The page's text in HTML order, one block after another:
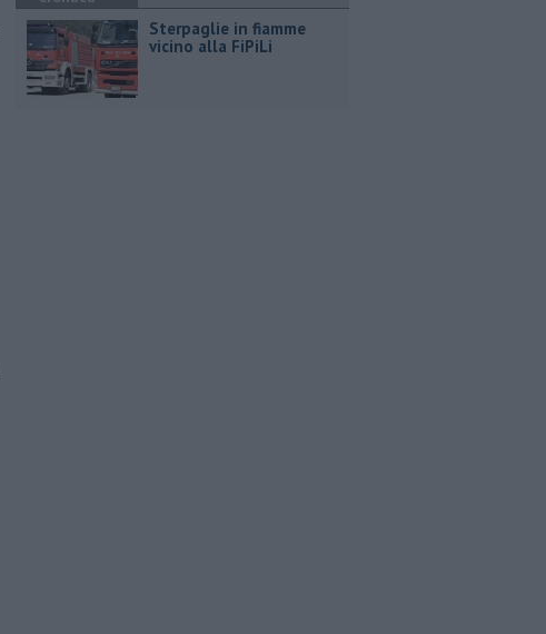
Sterpaglie in fiamme
vicino alla FiPiLi